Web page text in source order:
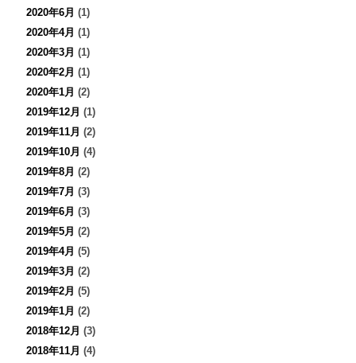
2020年6月 (1)
2020年4月 (1)
2020年3月 (1)
2020年2月 (1)
2020年1月 (2)
2019年12月 (1)
2019年11月 (2)
2019年10月 (4)
2019年8月 (2)
2019年7月 (3)
2019年6月 (3)
2019年5月 (2)
2019年4月 (5)
2019年3月 (2)
2019年2月 (5)
2019年1月 (2)
2018年12月 (3)
2018年11月 (4)